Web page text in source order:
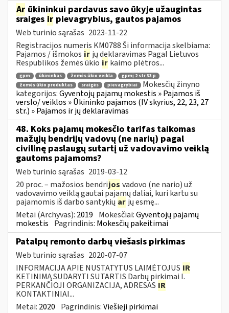
Ar ūkininkui pardavus savo ūkyje užaugintas
sraiges ir pievagrybius, gautos pajamos
Web turinio sąrašas 2023-11-22
Registracijos numeris KM0788 Ši informacija skelbiama:
Pajamos / išmokos ir jų deklaravimas Pagal Lietuvos
Respublikos žemės ūkio ir kaimo plėtros...
gpm ūkininkas žemės ūkio veikla
gpmį 2 str 33 p
žemės ūkio produktas
sraigės pievagrybiai
Mokesčių žinyno
kategorijos:Gyventojų pajamų mokestis » Pajamos iš
verslo/ veiklos » Ūkininko pajamos (IV skyrius, 22, 23, 27
str.) » Pajamos ir jų deklaravimas
48. Koks pajamų mokesčio tarifas taikomas
mažųjų bendrijų vadovų (ne narių) pagal
civilinę paslaugų sutartį už vadovavimo veiklą
gautoms pajamoms?
Web turinio sąrašas 2019-03-12
20 proc. – mažosios bendrijos vadovo (ne nario) už
vadovavimo veiklą gautai pajamų daliai, kuri kartu su
pajamomis iš darbo santykių ar jų esmę...
Metai (Archyvas): 2019 Mokesčiai:Gyventojų pajamų
mokestis Pagrindinis: Mokesčių pakeitimai
Patalpų remonto darbų viešasis pirkimas
Web turinio sąrašas 2020-07-07
INFORMACIJA APIE NUSTATYTUS LAIMĖTOJUS IR
KETINIMĄ SUDARYTI SUTARTIS Darbų pirkimai I.
PERKANČIOJI ORGANIZACIJA, ADRESAS IR
KONTAKTINIAI...
Metai: 2020 Pagrindinis:Viešieji pirkimai